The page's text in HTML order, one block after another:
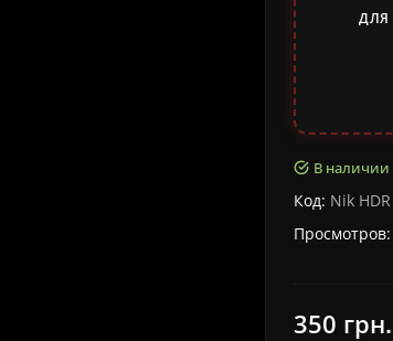
ДЛЯ
В наличии
Код: Nik
350 грн.